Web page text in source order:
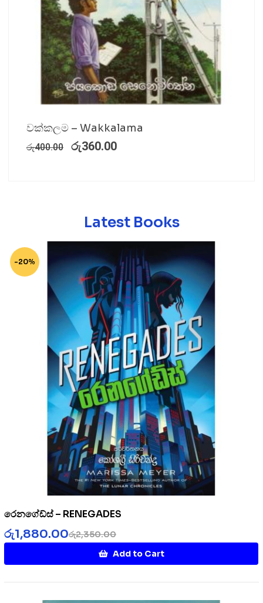
වක්කලම – Wakkalama
රු400.00 රු360.00
Latest Books
-20%
රෙනගේඩ්ස් – RENEGADES
රු2,350.00
රු1,880.00
Add to Cart